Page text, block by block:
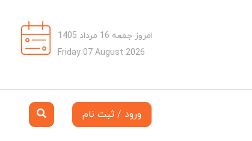
امروز جمعه 16 مرداد 1405
Friday 07 August 2026
ورود / ثبت نام